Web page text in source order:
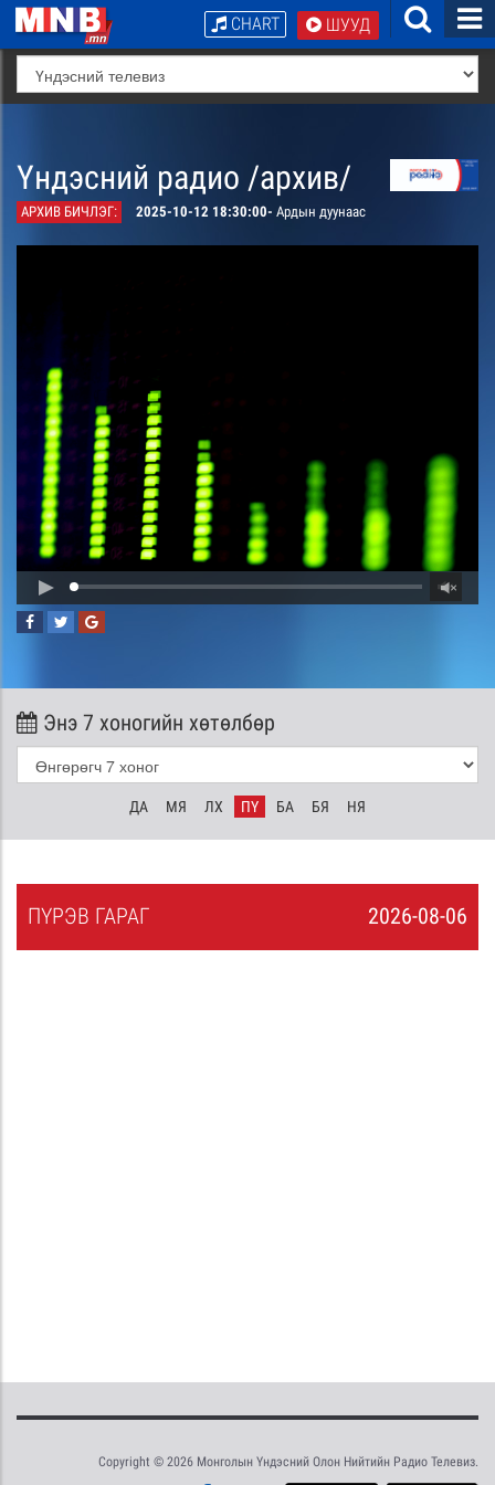
ШУУД
CHART
Үндэсний радио /архив/
АРХИВ БИЧЛЭГ: 2025-10-12 18:30:00- Ардын дуунаас
Энэ 7 хоногийн хөтөлбөр
ДА МЯ ЛХ ПҮ БА БЯ НЯ
2026-08-06
ПҮРЭВ ГАРАГ
Copyright © 2026 Монголын Үндэсний Олон Нийтийн Радио Телевиз.